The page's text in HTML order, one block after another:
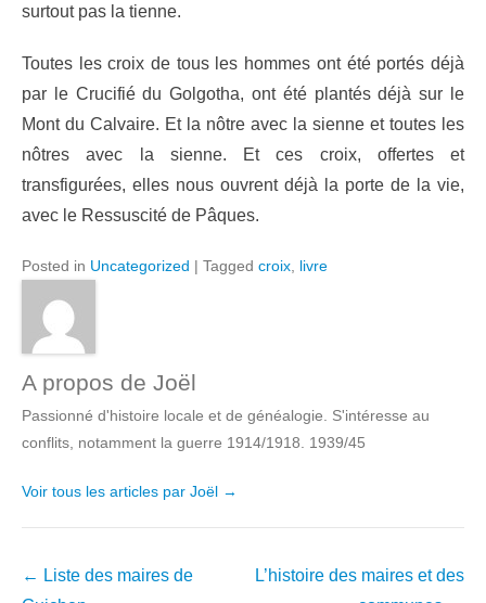
surtout pas la tienne.
Toutes les croix de tous les hommes ont été portés déjà
par le Crucifié du Golgotha, ont été plantés déjà sur le
Mont du Calvaire. Et la nôtre avec la sienne et toutes les
nôtres avec la sienne. Et ces croix, offertes et
transfigurées, elles nous ouvrent déjà la porte de la vie,
avec le Ressuscité de Pâques.
Posted in Uncategorized | Tagged croix livre
A propos de Joël
Passionné d'histoire locale et de généalogie. S'intéresse au
conflits, notamment la guerre 1914/1918. 1939/45
Voir tous les articles par Joël →
Navigation
← Liste des maires de
L’histoire des maires et des